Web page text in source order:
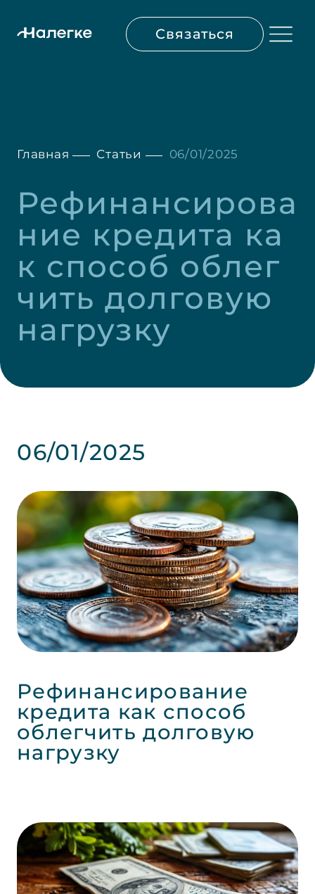
Связаться
Главная Статьи 06/01/2025
Рефинансирова
ние кредита ка
к способ облег
чить долговую
нагрузку
06/01/2025
Рефинансирование
кредита как способ
облегчить долговую
нагрузку